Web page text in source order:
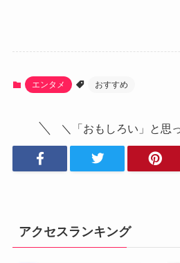
エンタメ おすすめ
＼「おもしろい」と思
アクセスランキング